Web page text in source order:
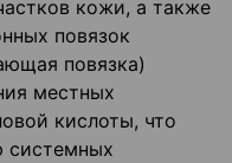
кожи, а также
повязок
повязка)
местных
кислоты, что
системных